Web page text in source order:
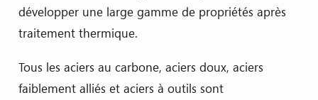
développer une large gamme de propriétés après
traitement thermique.
Tous les aciers au carbone, aciers doux, aciers
faiblement alliés et aciers à outils sont